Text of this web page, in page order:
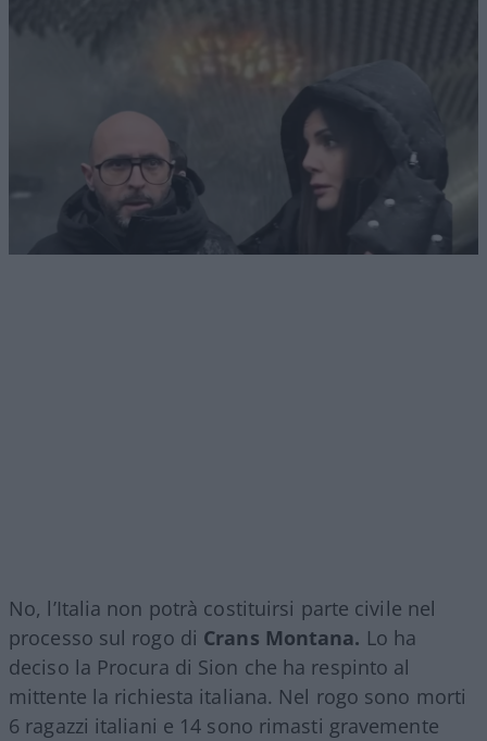
No, l’Italia non potrà costituirsi parte civile nel
processo sul rogo di Crans Montana. Lo ha
deciso la Procura di Sion che ha respinto al
mittente la richiesta italiana. Nel rogo sono morti
6 ragazzi italiani e 14 sono rimasti gravemente